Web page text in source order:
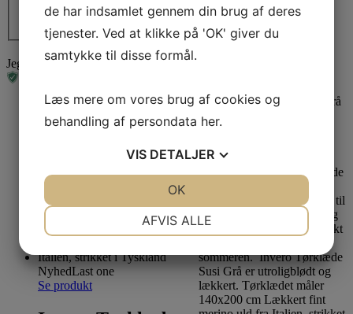
Kyra Magic
NyhedLast one
Se produkt
Jeg accepterer
Jeg er ikke en robot
de har indsamlet gennem din brug af deres
tjenester. Ved at klikke på 'OK' giver du
samtykke til disse formål.
Læs mere om vores brug af cookies og
behandling af persondata her.
VIS DETALJER
MARKETING STATISTIK
AFVIS ALLE
OK